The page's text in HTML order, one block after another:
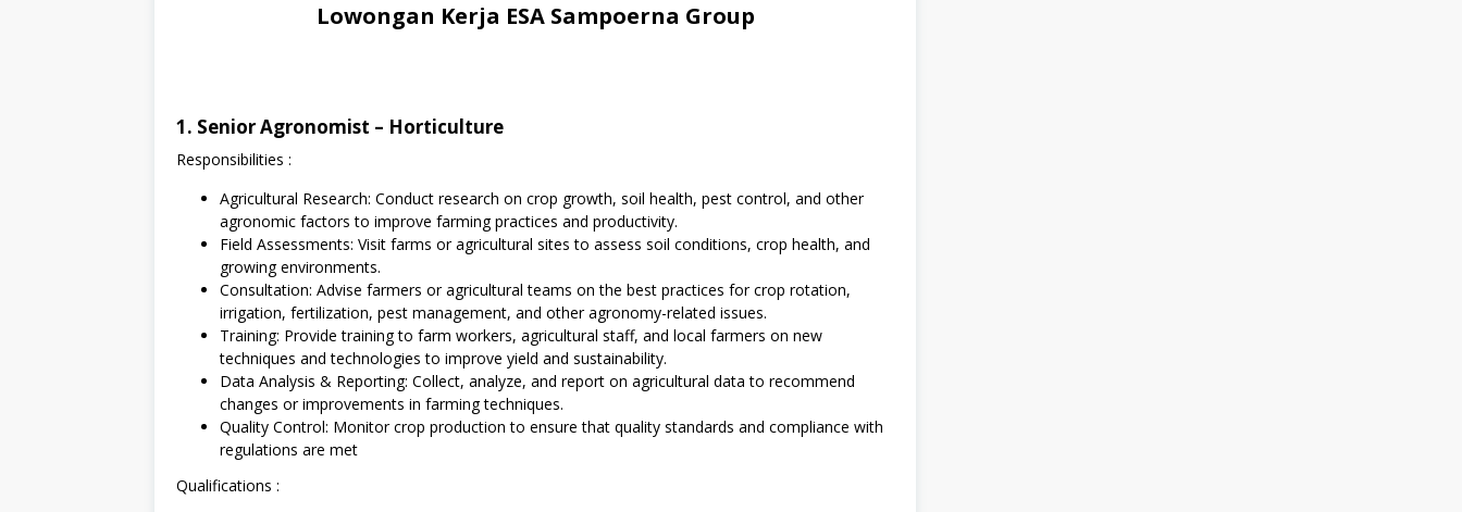
Lowongan Kerja ESA Sampoerna Group
1. Senior Agronomist – Horticulture
Responsibilities :
Agricultural Research: Conduct research on crop growth, soil health, pest control, and other
agronomic factors to improve farming practices and productivity.
Field Assessments: Visit farms or agricultural sites to assess soil conditions, crop health, and
growing environments.
Consultation: Advise farmers or agricultural teams on the best practices for crop rotation,
irrigation, fertilization, pest management, and other agronomy-related issues.
Training: Provide training to farm workers, agricultural staff, and local farmers on new
techniques and technologies to improve yield and sustainability.
Data Analysis & Reporting: Collect, analyze, and report on agricultural data to recommend
changes or improvements in farming techniques.
Quality Control: Monitor crop production to ensure that quality standards and compliance with
regulations are met
Qualifications :